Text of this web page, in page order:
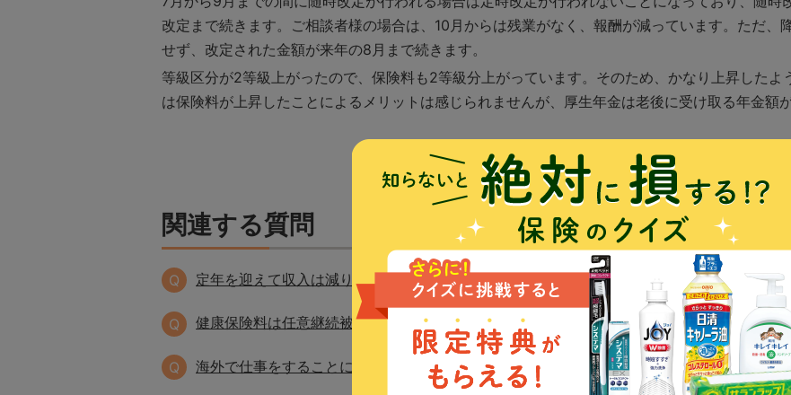
改定まで続きます。ご相談者様の場合は、10月からは残業がなく、報酬が減っています。ただ、
せず、改定された金額が来年の8月まで続きます。
等級区分が2等級上がったので、保険料も2等級分上がっています。そのため、かなり上昇した
は保険料が上昇したことによるメリットは感じられませんが、厚生年金は老後に受け取る年金額
関連する質問
Q 定年を迎えて収入は減りましたが、健康保険料は減りません。なぜですか。
Q 健康保険料は任意継続被保険者になるのと、退職後すぐに国民健康保険に加入するのとでは
Q 海外で仕事をすることになりますが、親の扶養家族として日本の健康保険に加入し続けられ